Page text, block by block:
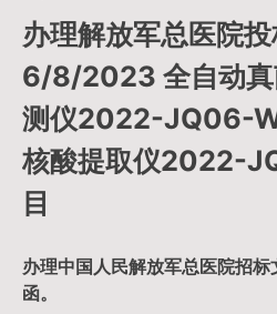
办理解放军总医院
6/8/2023 全自动真
测仪2022-JQ06-
核酸提取仪2022-
目
办理中国人民解放军总医院招标
函。